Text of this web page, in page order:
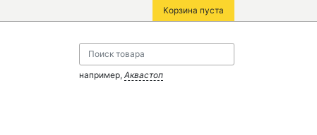
Корзина пуста
например, Аквастоп